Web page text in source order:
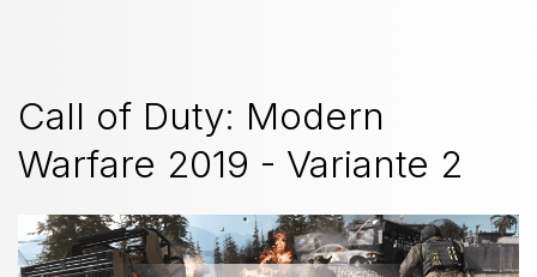
Call of Duty: Modern
Warfare 2019 - Variante 2